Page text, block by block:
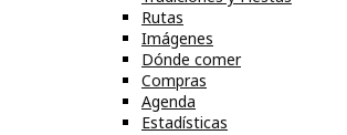
Rutas
Imágenes
Dónde comer
Compras
Agenda
Estadísticas